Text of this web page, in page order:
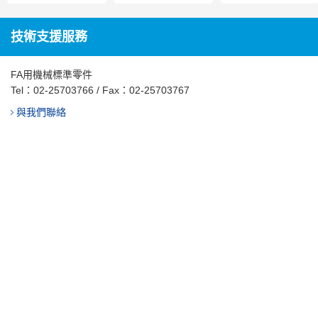
技術支援服務
FA用機械標準零件
Tel： 02-25703766 / Fax：02-25703767
與我們聯絡